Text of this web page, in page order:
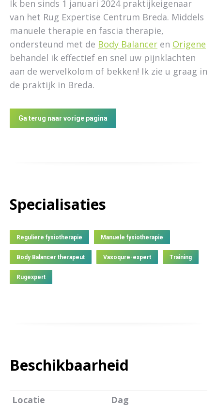
Ik ben sinds 1 januari 2024 praktijkeigenaar
van het Rug Expertise Centrum Breda. Middels
manuele therapie en fascia therapie,
ondersteund met de Body Balancer en Origene
behandel ik effectief en snel uw pijnklachten
aan de wervelkolom of bekken! Ik zie u graag in
de praktijk in Breda.
Ga terug naar vorige pagina
Specialisaties
Reguliere fysiotherapie Manuele fysiotherapie
Body Balancer therapeut Vasoqure-expert Training
Rugexpert
Beschikbaarheid
Locatie
Dag